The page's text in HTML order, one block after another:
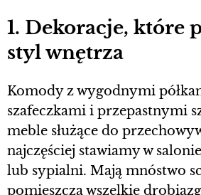
1. Dekoracje, które
styl wnętrza
Komody z wygodnymi
szafeczkami i przepastnymi
meble służące do
najczęściej stawiamy w
lub sypialni. Mają mnóstwo
pomieszczą wszelkie